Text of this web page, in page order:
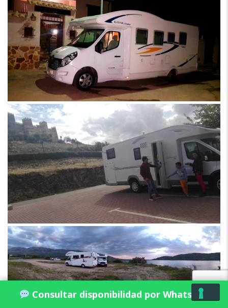
Consultar disponibilidad por WhatsApp